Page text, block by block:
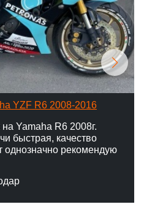
YZF R6 2008-2016
Yamaha R6 2008г.
быстрая, качество
однозначно рекомендую